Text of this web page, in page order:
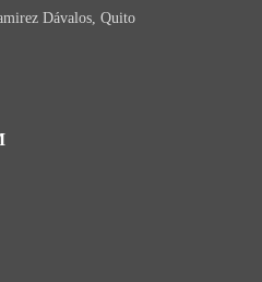
Dávalos, Quito